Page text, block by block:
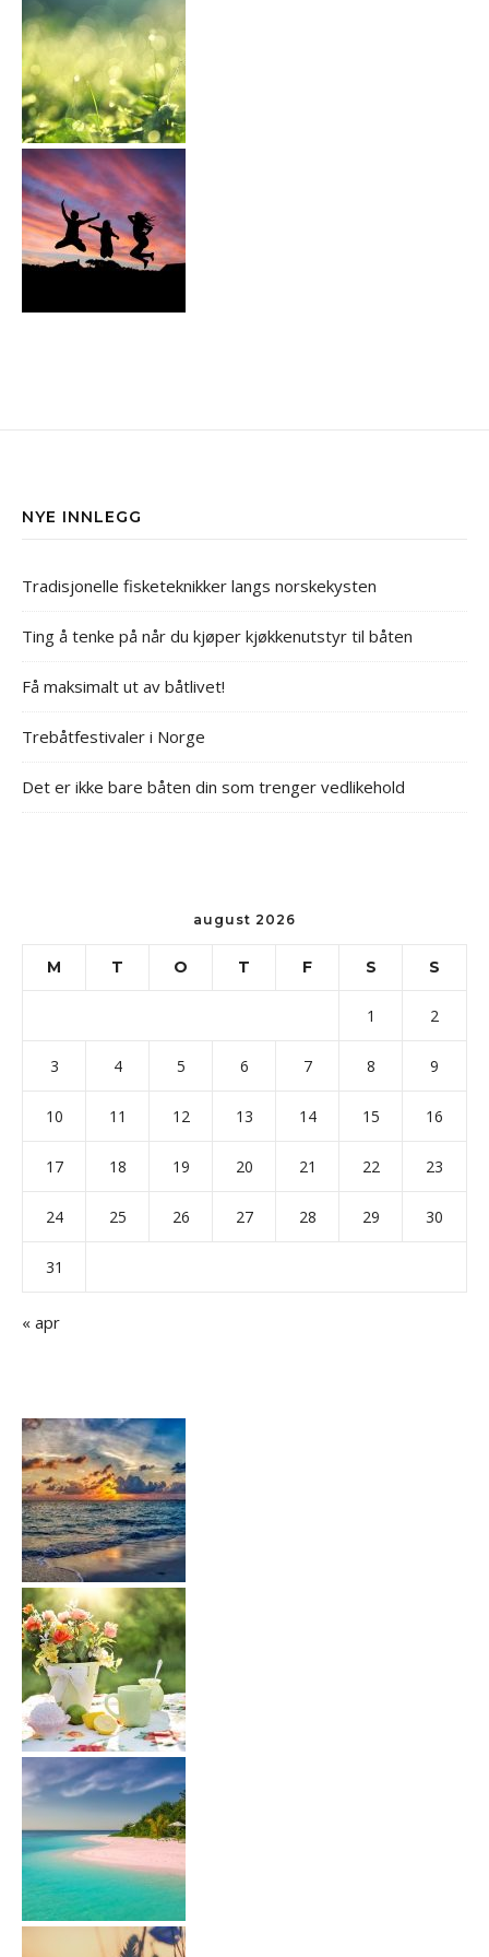
NYE INNLEGG
Tradisjonelle fisketeknikker langs norskekysten
Ting å tenke på når du kjøper kjøkkenutstyr til båten
Få maksimalt ut av båtlivet!
Trebåtfestivaler i Norge
Det er ikke bare båten din som trenger vedlikehold
august 2026
M T O T F S S
1 2
3 4 5 6 7 8 9
10 11 12 13 14 15 16
17 18 19 20 21 22 23
24 25 26 27 28 29 30
31
« apr